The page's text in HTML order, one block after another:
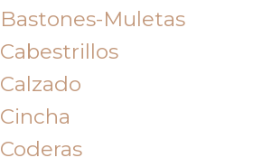
Bastones-Muletas
Cabestrillos
Calzado
Cincha
Coderas